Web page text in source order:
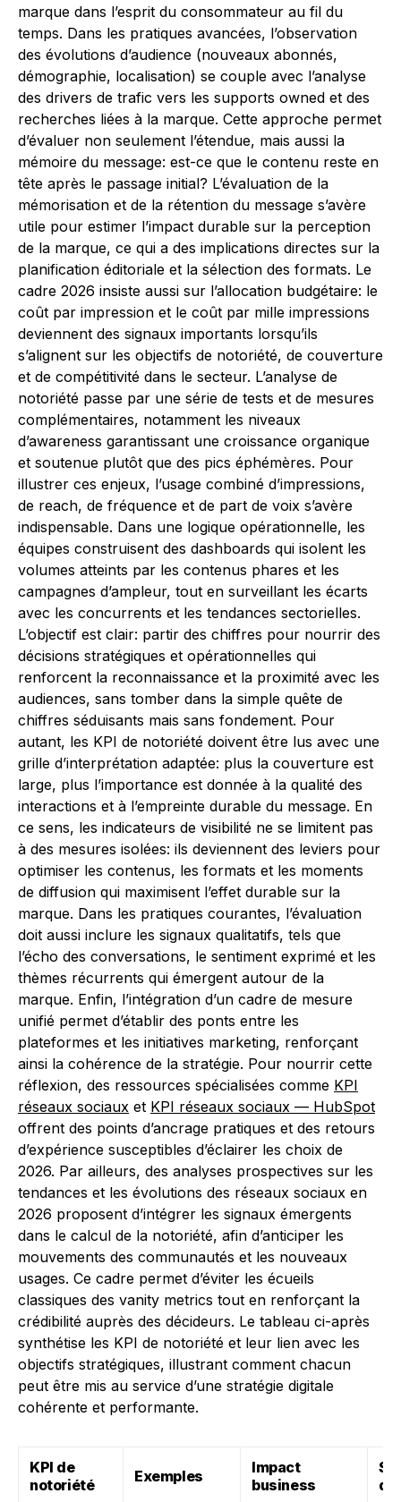
marque dans l’esprit du consommateur au fil du
temps. Dans les pratiques avancées, l’observation
des évolutions d’audience (nouveaux abonnés,
démographie, localisation) se couple avec l’analyse
des drivers de trafic vers les supports owned et des
recherches liées à la marque. Cette approche permet
d’évaluer non seulement l’étendue, mais aussi la
mémoire du message: est-ce que le contenu reste en
tête après le passage initial? L’évaluation de la
mémorisation et de la rétention du message s’avère
utile pour estimer l’impact durable sur la perception
de la marque, ce qui a des implications directes sur la
planification éditoriale et la sélection des formats. Le
cadre 2026 insiste aussi sur l’allocation budgétaire: le
coût par impression et le coût par mille impressions
deviennent des signaux importants lorsqu’ils
s’alignent sur les objectifs de notoriété, de couverture
et de compétitivité dans le secteur. L’analyse de
notoriété passe par une série de tests et de mesures
complémentaires, notamment les niveaux
d’awareness garantissant une croissance organique
et soutenue plutôt que des pics éphémères. Pour
illustrer ces enjeux, l’usage combiné d’impressions,
de reach, de fréquence et de part de voix s’avère
indispensable. Dans une logique opérationnelle, les
équipes construisent des dashboards qui isolent les
volumes atteints par les contenus phares et les
campagnes d’ampleur, tout en surveillant les écarts
avec les concurrents et les tendances sectorielles.
L’objectif est clair: partir des chiffres pour nourrir des
décisions stratégiques et opérationnelles qui
renforcent la reconnaissance et la proximité avec les
audiences, sans tomber dans la simple quête de
chiffres séduisants mais sans fondement. Pour
autant, les KPI de notoriété doivent être lus avec une
grille d’interprétation adaptée: plus la couverture est
large, plus l’importance est donnée à la qualité des
interactions et à l’empreinte durable du message. En
ce sens, les indicateurs de visibilité ne se limitent pas
à des mesures isolées: ils deviennent des leviers pour
optimiser les contenus, les formats et les moments
de diffusion qui maximisent l’effet durable sur la
marque. Dans les pratiques courantes, l’évaluation
doit aussi inclure les signaux qualitatifs, tels que
l’écho des conversations, le sentiment exprimé et les
thèmes récurrents qui émergent autour de la
marque. Enfin, l’intégration d’un cadre de mesure
unifié permet d’établir des ponts entre les
plateformes et les initiatives marketing, renforçant
ainsi la cohérence de la stratégie. Pour nourrir cette
réflexion, des ressources spécialisées comme KPI
réseaux sociaux et KPI réseaux sociaux — HubSpot
offrent des points d’ancrage pratiques et des retours
d’expérience susceptibles d’éclairer les choix de
2026. Par ailleurs, des analyses prospectives sur les
tendances et les évolutions des réseaux sociaux en
2026 proposent d’intégrer les signaux émergents
dans le calcul de la notoriété, afin d’anticiper les
mouvements des communautés et les nouveaux
usages. Ce cadre permet d’éviter les écueils
classiques des vanity metrics tout en renforçant la
crédibilité auprès des décideurs. Le tableau ci-après
synthétise les KPI de notoriété et leur lien avec les
objectifs stratégiques, illustrant comment chacun
peut être mis au service d’une stratégie digitale
cohérente et performante.
KPI de
notoriété
Exemples
Impact
business